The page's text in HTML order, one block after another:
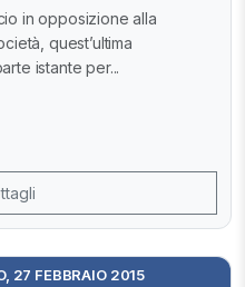
in opposizione alla
quest’ultima
istante per...
27 FEBBRAIO 2015